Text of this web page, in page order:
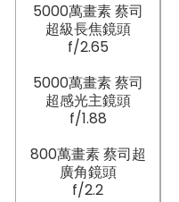
5000萬畫素 蔡司
超級長焦鏡頭
f/2.65
5000萬畫素 蔡司
超感光主鏡頭
f/1.88
800萬畫素 蔡司超
廣角鏡頭
f/2.2